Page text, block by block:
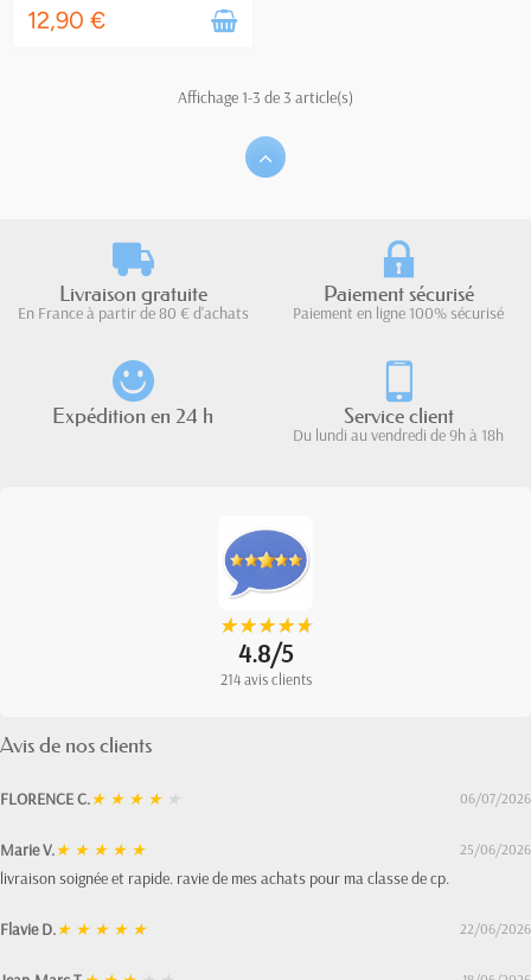
12,90 €
Affichage 1-3 de 3 article(s)
Livraison gratuite
En France à partir de 80 € d'achats
Paiement sécurisé
Paiement en ligne 100% sécurisé
Expédition en 24 h Service client
Du lundi au vendredi de 9h à 18h
★
★★
★★
★★
★★
★
4.8/5
214 avis clients
Avis de nos clients
FLORENCE C.★ ★ ★ ★ ★ 06/07/2026
Marie V.★ ★ ★ ★ ★ 25/06/2026
livraison soignée et rapide. ravie de mes achats pour ma classe de cp.
Flavie D.★ ★ ★ ★ ★ 22/06/2026